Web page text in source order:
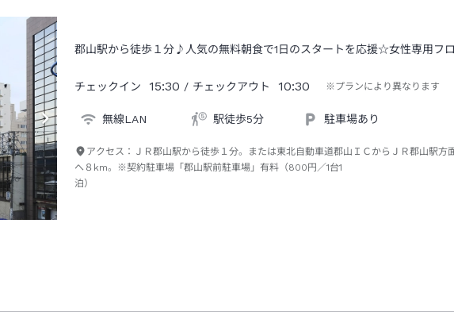
郡山駅から徒歩１分♪人気の無料朝食で1日のスタートを応援☆女性専用フ
チェックイン 15:30 / チェックアウト 10:30 ※プランにより異なります
無線LAN 駅徒歩5分 駐車場あり
アクセス： ＪＲ郡山駅から徒歩１分。または東北自動車道郡山ＩＣからＪＲ郡山駅方
へ８km。※契約駐車場「郡山駅前駐車場」有料（800円／1台1
泊）